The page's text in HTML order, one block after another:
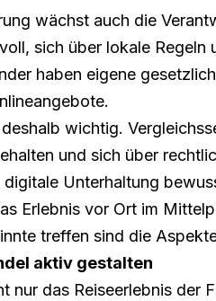
wächst auch die
sich über lokale
haben eigene
wichtig.
und sich über
Unterhaltung
Erlebnis vor Ort im
treffen sind die
aktiv gestalten
nur das Reiseerlebnis der